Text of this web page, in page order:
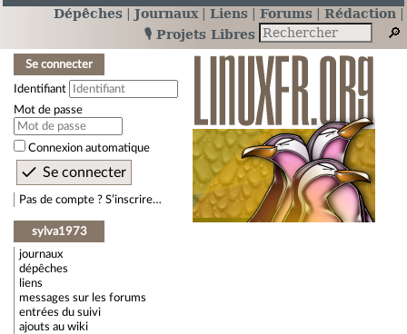
Dépêches Journaux Liens Forums
Rédaction
🎙️ Projets Libres
Se connecter
Identifiant
Mot de passe
Connexion automatique
Pas de compte ? S’inscrire…
sylva1973
journaux
dépêches
liens
messages sur les forums
entrées du suivi
ajouts au wiki